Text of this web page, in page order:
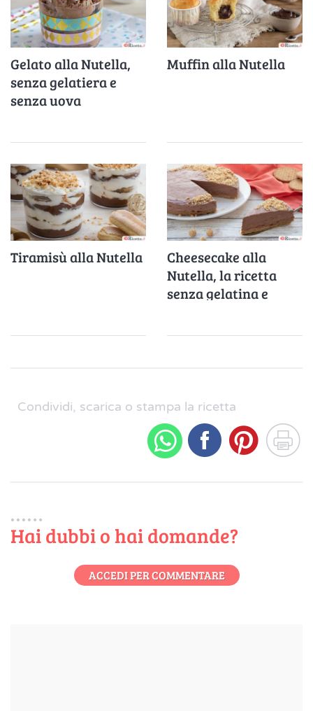
Gelato alla Nutella,
senza gelatiera e
senza uova
Muffin alla Nutella
Tiramisù alla Nutella
Cheesecake alla
Nutella, la ricetta
senza gelatina e
Condividi, scarica o stampa la ricetta
Hai dubbi o hai domande?
ACCEDI PER COMMENTARE